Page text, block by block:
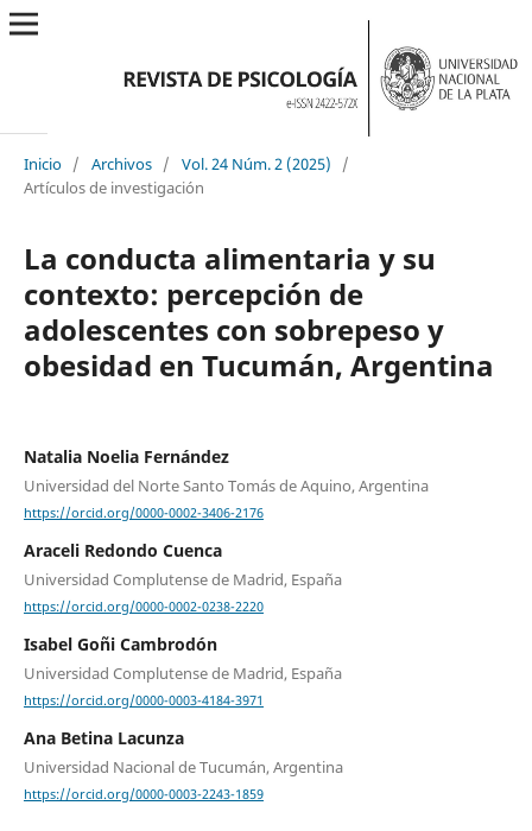
Inicio / Archivos / Vol. 24 Núm. 2 (2025)
/
Artículos de investigación
La conducta alimentaria y su
contexto: percepción de
adolescentes con sobrepeso y
obesidad en Tucumán, Argentina
Natalia Noelia Fernández
Universidad del Norte Santo Tomás de Aquino, Argentina
https://orcid.org/0000-0002-3406-2176
Araceli Redondo Cuenca
Universidad Complutense de Madrid, España
https://orcid.org/0000-0002-0238-2220
Isabel Goñi Cambrodón
Universidad Complutense de Madrid, España
https://orcid.org/0000-0003-4184-3971
Ana Betina Lacunza
Universidad Nacional de Tucumán, Argentina
https://orcid.org/0000-0003-2243-1859